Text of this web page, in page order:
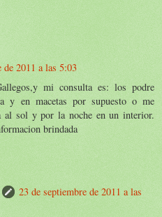
de 2011 a las 5:03
mi consulta es: los podre
y en macetas por supuesto o me
al sol y por la noche en un interior.
brindada
23 de septiembre de 2011 a las